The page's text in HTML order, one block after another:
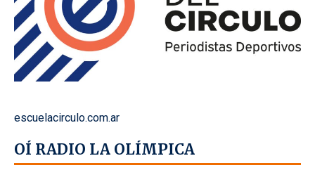
escuelacirculo.com.ar
OÍ RADIO LA OLÍMPICA